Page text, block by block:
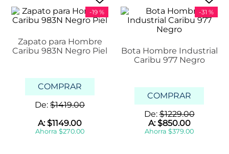
-19 %
Zapato para Hombre
Caribu 983N Negro Piel
COMPRAR
De: $1419.00
A:$1149.00
Ahorra $270.00
-31 %
Bota Hombre Industrial
Caribu 977 Negro
COMPRAR
De:$1229.00
A:$850.00
Ahorra $379.00